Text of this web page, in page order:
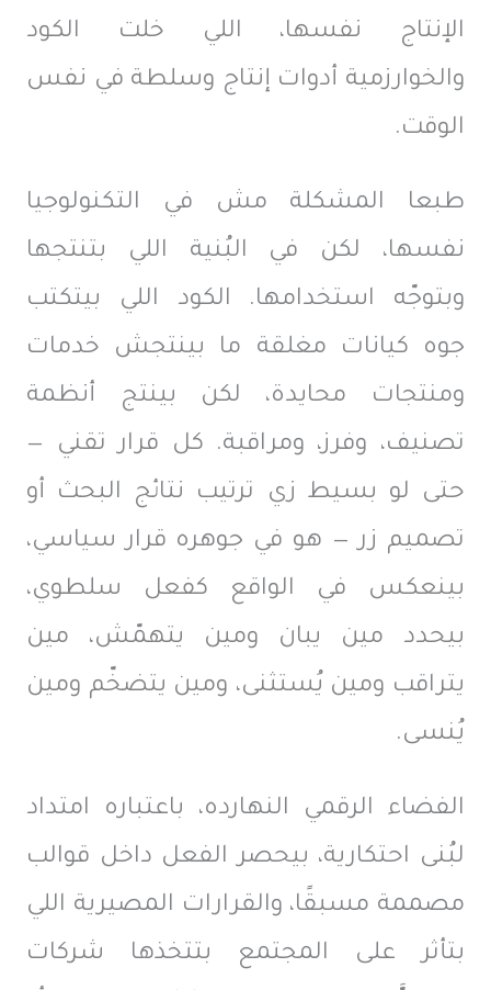
الإنتاج نفسها، اللي خلت الكود
والخوارزمية أدوات إنتاج وسلطة في نفس
الوقت.
طبعا المشكلة مش في التكنولوجيا
نفسها، لكن في البُنية اللي بتنتجها
وبتوجّه استخدامها. الكود اللي بيتكتب
جوه كيانات مغلقة ما بينتجش خدمات
ومنتجات محايدة، لكن بينتج أنظمة
تصنيف، وفرز، ومراقبة. كل قرار تقني —
حتى لو بسيط زي ترتيب نتائج البحث أو
تصميم زر — هو في جوهره قرار سياسي،
بينعكس في الواقع كفعل سلطوي،
بيحدد مين يبان ومين يتهمّش، مين
يتراقب ومين يُستثنى، ومين يتضخّم ومين
يُنسى.
الفضاء الرقمي النهارده، باعتباره امتداد
لبُنى احتكارية، بيحصر الفعل داخل قوالب
مصممة مسبقًا، والقرارات المصيرية اللي
بتأثر على المجتمع بتتخذها شركات